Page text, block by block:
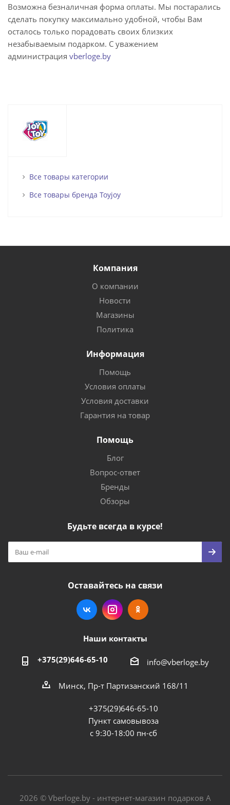
Возможна безналичная форма оплаты. Мы постарались
сделать покупку максимально удобной, чтобы Вам
осталось только порадовать своих близких
незабываемым подарком. С уважением
администрация vberloge.by
Все товары категории
Все товары бренда Toyjoy
Компания
О компании
Новости
Магазины
Политика
Информация
Помощь
Условия оплаты
Условия доставки
Гарантия на товар
Помощь
Блог
Вопрос-ответ
Бренды
Обзоры
Будьте всегда в курсе!
Оставайтесь на связи
Наши контакты
+375(29)646-65-10 info@vberloge.by
Минск, Пр-т Партизанский 168/11
+375(29)646-65-10
Пункт самовывоза
с 9:30-18:00 пн-сб
2026 © Vberloge.by - интернет-магазин подарков А